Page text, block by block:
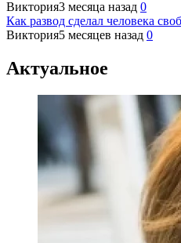
Виктория3 месяца назад 0
Как развод сделал человека
Виктория5 месяцев назад 0
Актуальное